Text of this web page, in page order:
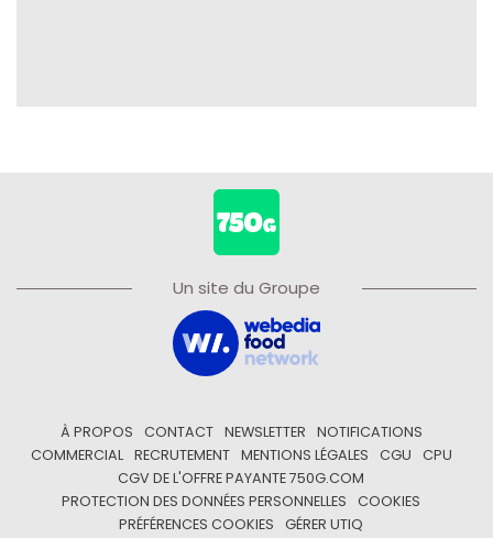
Un site du Groupe
À PROPOS CONTACT NEWSLETTER
NOTIFICATIONS
COMMERCIAL
RECRUTEMENT MENTIONS LÉGALES CGU
CPU
CGV DE L'OFFRE PAYANTE 750G.COM
PROTECTION DES DONNÉES PERSONNELLES
COOKIES
PRÉFÉRENCES COOKIES
GÉRER UTIQ